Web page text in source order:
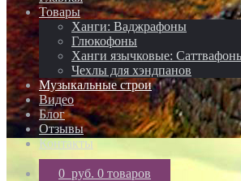
Товары
Ханги: Ваджрафоны
Глюкофоны
Ханги язычковые:
Чехлы для хэндпанов
Музыкальные строи
Видео
Блог
Отзывы
Контакты
0 руб. 0 товаров